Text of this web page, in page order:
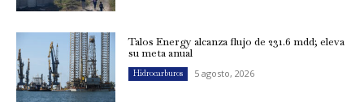
Talos Energy alcanza flujo de 231.6 mdd; eleva
su meta anual
Hidrocarburos 5 agosto, 2026